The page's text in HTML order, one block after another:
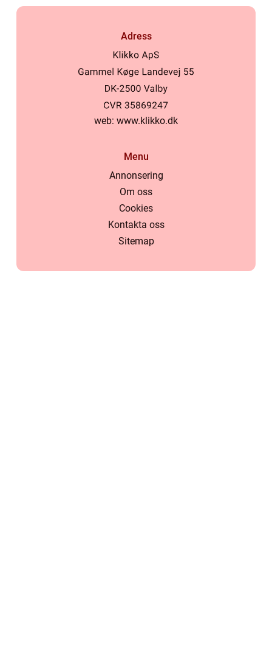
Adress
web: www.klikko.dk
Menu
Annonsering
Om oss
Cookies
Kontakta oss
Sitemap